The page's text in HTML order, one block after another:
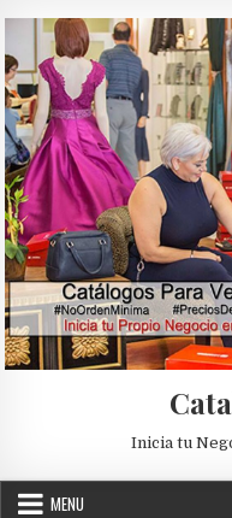
Inicia tu
MENU